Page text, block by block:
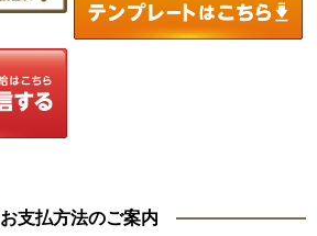
お支払方法のご案内